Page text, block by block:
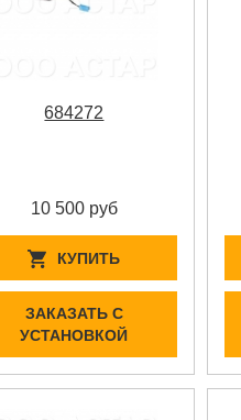
684272
10 500 руб
КУПИТЬ
ЗАКАЗАТЬ С
УСТАНОВКОЙ